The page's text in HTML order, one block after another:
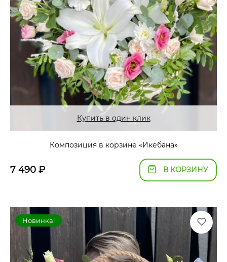
Купить в один клик
Композиция в корзине «Икебана»
7 490 ₽ В КОРЗИНУ
Новинка!